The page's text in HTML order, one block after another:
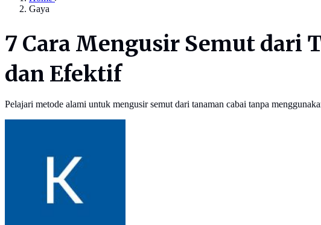
Gaya
7 Cara Mengusir Semut dari
dan Efektif
Pelajari metode alami untuk mengusir semut dari tanaman cabai tanpa